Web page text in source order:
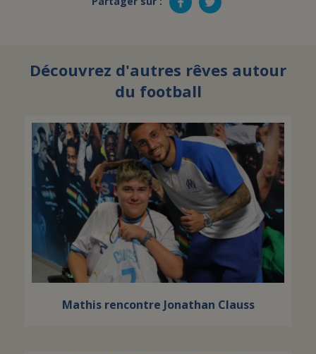
Découvrez d'autres rêves autour
du football
Mathis rencontre Jonathan Clauss